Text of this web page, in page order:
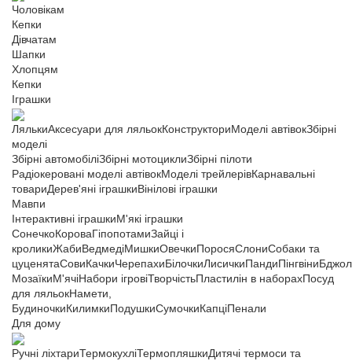
Чоловікам
Кепки
Дівчатам
Шапки
Хлопцям
Кепки
Іграшки
ЛялькиАксесуари для ляльокКонструкториМоделі автівокЗбірні
моделі
Збірні автомобіліЗбірні мотоциклиЗбірні пілоти
Радіокеровані моделі автівокМоделі трейлерівКарнавальні
товариДерев'яні іграшкиВінілові іграшки
Мавпи
Інтерактивні іграшкиМ'які іграшки
СонечкоКороваГіпопотамиЗайці і
кроликиЖабиВедмедіМишкиОвечкиПоросяСлониСобаки та
цуценятаСовиКачкиЧерепахиБілочкиЛисичкиПандиПінгвіни
МозаїкиМ'ячіНабори ігровіТворчістьПластилін в наборахПосуд
для ляльокНамети,
БудиночкиКилимкиПодушкиСумочкиКапціПенали
Для дому
Ручні ліхтариТермокухліТермопляшкиДитячі термоси та